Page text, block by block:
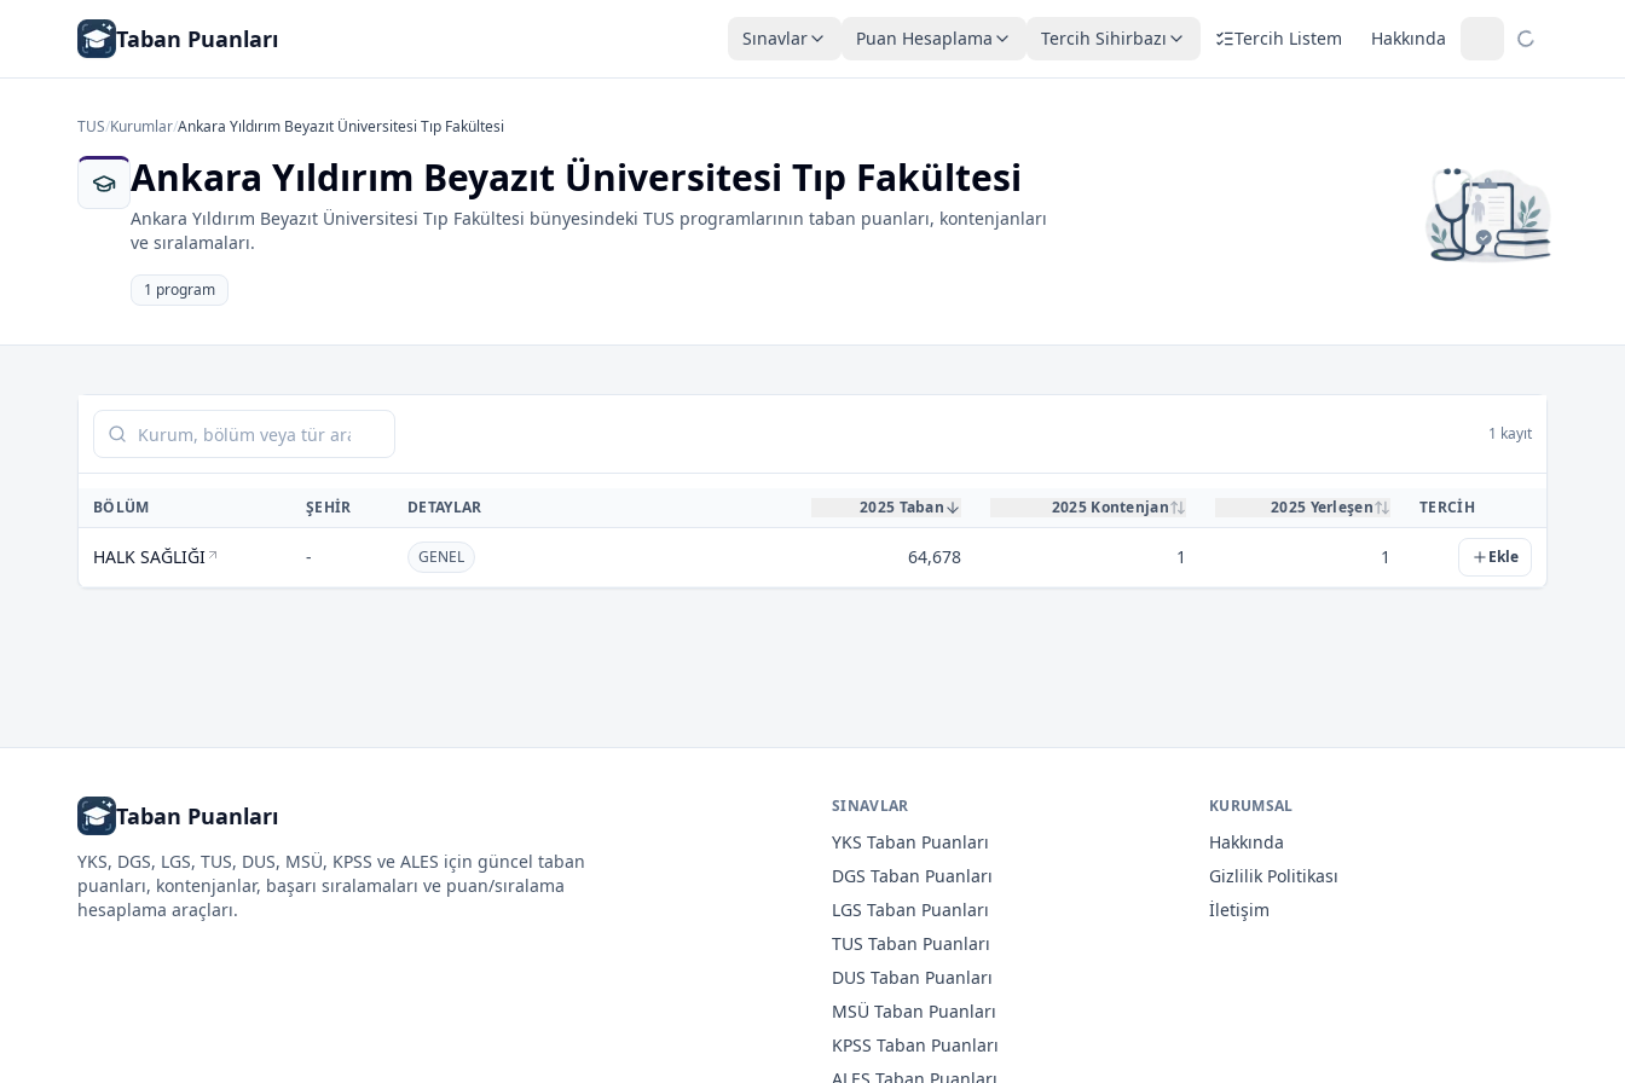
Taban Puanları Sınavlar Puan Hesaplama Tercih Sihirbazı Tercih Listem Hakkında
TUS/Kurumlar/Ankara Yıldırım Beyazıt Üniversitesi Tıp Fakültesi
Ankara Yıldırım Beyazıt Üniversitesi Tıp Fakültesi
Ankara Yıldırım Beyazıt Üniversitesi Tıp Fakültesi bünyesindeki TUS programlarının taban puanları, kontenjanları
ve sıralamaları.
1 program
Tabloda ara 1 kayıt
BÖLÜM ŞEHIR DETAYLAR 2025 Taban 2025 Kontenjan 2025 Yerleşen TERCIH
HALK SAĞLIĞI - GENEL 64,678 1 1 Ekle
Taban Puanları
YKS, DGS, LGS, TUS, DUS, MSÜ, KPSS ve ALES için güncel taban
puanları, kontenjanlar, başarı sıralamaları ve puan/sıralama
hesaplama araçları.
SINAVLAR
YKS Taban Puanları
DGS Taban Puanları
LGS Taban Puanları
TUS Taban Puanları
DUS Taban Puanları
MSÜ Taban Puanları
KPSS Taban Puanları
KURUMSAL
Hakkında
Gizlilik Politikası
İletişim